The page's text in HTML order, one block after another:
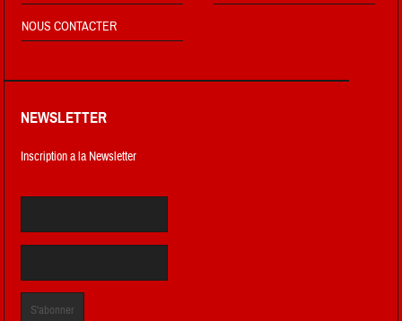
NOUS CONTACTER
NEWSLETTER
Inscription a la Newsletter